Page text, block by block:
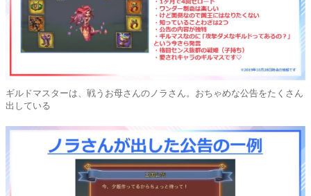
ギルドマスターは、戦うお母さんのノラさん。おちゃめな公告をたくさん
出している